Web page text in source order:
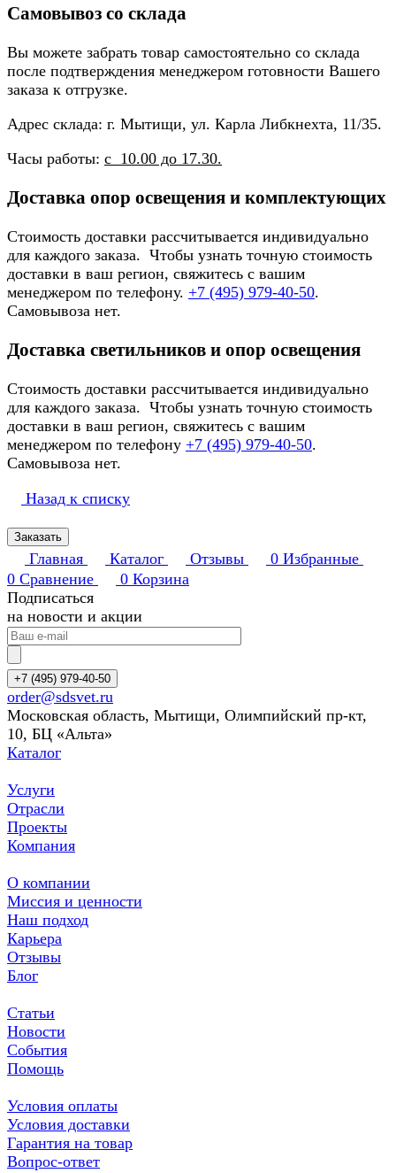
Самовывоз со склада
Вы можете забрать товар самостоятельно со склада
после подтверждения менеджером готовности Вашего
заказа к отгрузке.
Адрес склада: г. Мытищи, ул. Карла Либкнехта, 11/35.
Часы работы: с 10.00 до 17.30.
Доставка опор освещения и комплектующих
Стоимость доставки рассчитывается индивидуально
для каждого заказа. Чтобы узнать точную стоимость
доставки в ваш регион, свяжитесь с вашим
менеджером по телефону. +7 (495) 979-40-50.
Самовывоза нет.
Доставка светильников и опор освещения
Стоимость доставки рассчитывается индивидуально
для каждого заказа. Чтобы узнать точную стоимость
доставки в ваш регион, свяжитесь с вашим
менеджером по телефону +7 (495) 979-40-50.
Самовывоза нет.
Назад к списку
Заказать
Главная Каталог Отзывы 0 Избранные
0 Сравнение 0 Корзина
Подписаться
на новости и акции
+7 (495) 979-40-50
order@sdsvet.ru
Московская область, Мытищи, Олимпийский пр-кт,
10, БЦ «Альта»
Каталог
Услуги
Отрасли
Проекты
Компания
О компании
Миссия и ценности
Наш подход
Карьера
Отзывы
Блог
Статьи
Новости
События
Помощь
Условия оплаты
Условия доставки
Гарантия на товар
Вопрос-ответ